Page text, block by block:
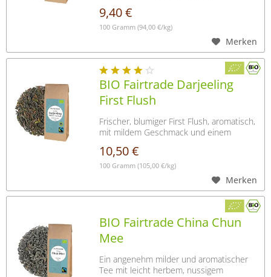
9,40 €
100 Gramm (94,00 €/kg)
Merken
BIO Fairtrade Darjeeling
First Flush
Frischer, blumiger First Flush, aromatisch,
mit mildem Geschmack und einem
10,50 €
100 Gramm (105,00 €/kg)
Merken
BIO Fairtrade China Chun
Mee
Ein angenehm milder und aromatischer
Tee mit leicht herbem, nussigem